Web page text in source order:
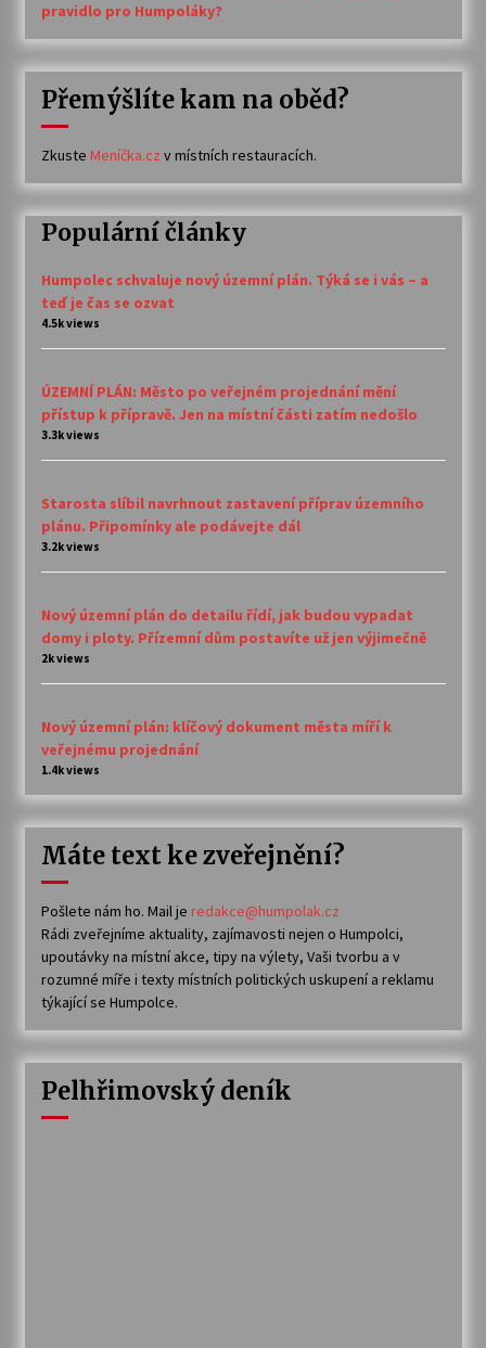
pravidlo pro Humpoláky?
Přemýšlíte kam na oběd?
Zkuste Meníčka.cz v místních restauracích.
Populární články
Humpolec schvaluje nový územní plán. Týká se i vás – a
teď je čas se ozvat
4.5k views
ÚZEMNÍ PLÁN: Město po veřejném projednání mění
přístup k přípravě. Jen na místní části zatím nedošlo
3.3k views
Starosta slíbil navrhnout zastavení příprav územního
plánu. Připomínky ale podávejte dál
3.2k views
Nový územní plán do detailu řídí, jak budou vypadat
domy i ploty. Přízemní dům postavíte už jen výjimečně
2k views
Nový územní plán: klíčový dokument města míří k
veřejnému projednání
1.4k views
Máte text ke zveřejnění?
Pošlete nám ho. Mail je redakce@humpolak.cz
Rádi zveřejníme aktuality, zajímavosti nejen o Humpolci,
upoutávky na místní akce, tipy na výlety, Vaši tvorbu a v
rozumné míře i texty místních politických uskupení a reklamu
týkající se Humpolce.
Pelhřimovský deník